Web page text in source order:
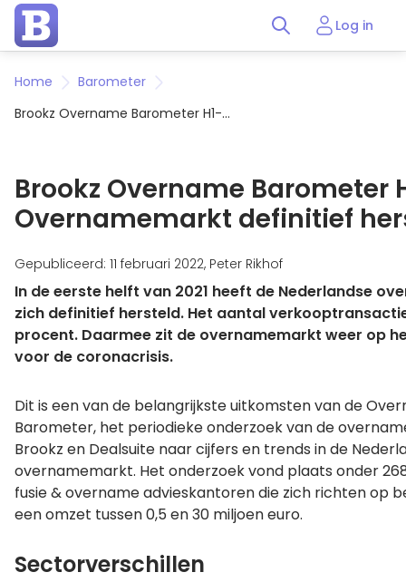
Log in
Home
Barometer
Brookz Overname Barometer H1-
Brookz Overname Barometer
Overnamemarkt definitief
Gepubliceerd: 11 februari 2022, Peter Rikhof
In de eerste helft van 2021 heeft de Nederlandse
zich definitief hersteld. Het aantal
procent. Daarmee zit de overnamemarkt weer op
voor de coronacrisis.
Dit is een van de belangrijkste uitkomsten van de
Barometer, het periodieke onderzoek van de
Brookz en Dealsuite naar cijfers en trends in de
overnamemarkt. Het onderzoek vond plaats onder
fusie & overname advieskantoren die zich richten op
een omzet tussen 0,5 en 30 miljoen euro.
Sectorverschillen